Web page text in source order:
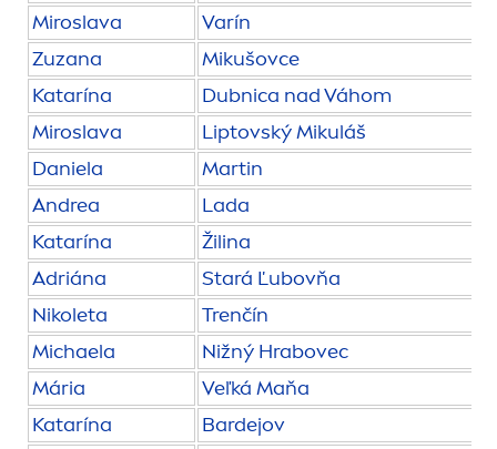
Miroslava
Varín
Zuzana
Mikušovce
Katarína
Dubnica nad Váhom
Miroslava
Liptovský Mikuláš
Daniela
Martin
Andrea
Lada
Katarína
Žilina
Adriána
Stará Ľubovňa
Nikoleta
Trenčín
Michaela
Nižný Hrabovec
Mária
Veľká Maňa
Katarína
Bardejov